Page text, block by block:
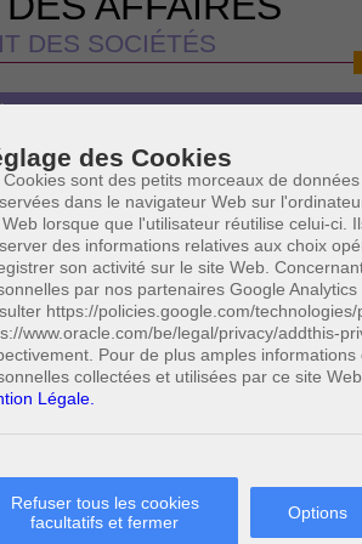
des Cookies
Cookies sont des petits morceaux de
dans le navigateur Web sur
lorsque que l'utilisateur réutilise celui-ci.
des informations relatives aux choix
son activité sur le site Web.
par nos partenaires Google
https://policies.google.com/
www.oracle.com/be/legal/privacy/addthis-
Pour de plus amples
collectées et utilisées par ce site
Légale.
Refuser tous les cookies
facultatifs et fermer
Options
DES SOCIÉTÉS
5) Cette
dont
DE VOUS INTERESSER: